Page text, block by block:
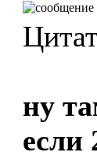
ну
если